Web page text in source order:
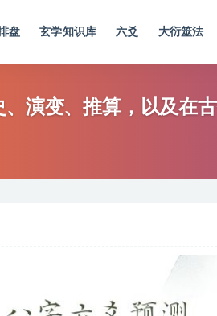
盘 玄学知识库 六爻 大衍筮法
演变、推算，以及在